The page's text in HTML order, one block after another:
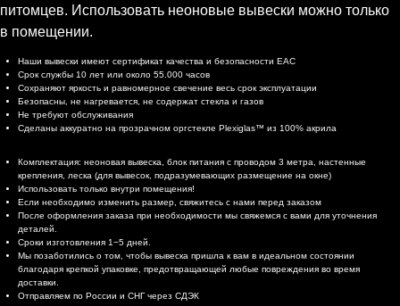
питомцев. Использовать неоновые вывески можно только
в помещении.
Наши вывески имеют сертификат качества и безопасности EAC
Срок службы 10 лет или около 55.000 часов
Сохраняют яркость и равномерное свечение весь срок эксплуатации
Безопасны, не нагревается, не содержат стекла и газов
Не требуют обслуживания
Сделаны аккуратно на прозрачном оргстекле Plexiglas™ из 100% акрила
Комплектация: неоновая вывеска, блок питания с проводом 3 метра, настенные
крепления, леска (для вывесок, подразумевающих размещение на окне)
Использовать только внутри помещения!
Если необходимо изменить размер, свяжитесь с нами перед заказом
После оформления заказа при необходимости мы свяжемся с вами для уточнения
деталей.
Сроки изготовления 1−5 дней.
Мы позаботились о том, чтобы вывеска пришла к вам в идеальном состоянии
благодаря крепкой упаковке, предотвращающей любые повреждения во время
доставки.
Отправляем по России и СНГ через СДЭК